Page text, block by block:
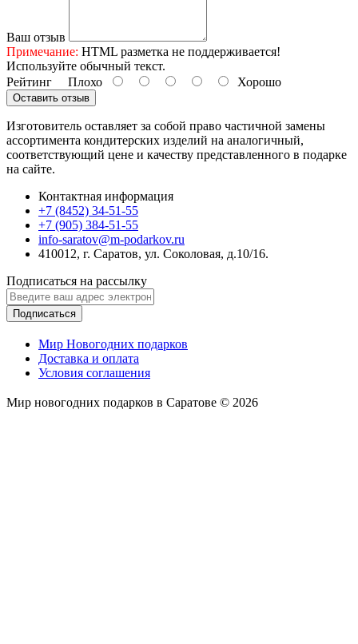
Ваш отзыв
Примечание: HTML разметка не поддерживается!
Используйте обычный текст.
Рейтинг Плохо Хорошо
Оставить отзыв
Изготовитель оставляет за собой право частичной замены
ассортимента кондитерских изделий на аналогичный,
соответствующий цене и качеству представленного в подарке
на сайте.
Контактная информация
+7 (8452) 34-51-55
+7 (905) 384-51-55
info-saratov@m-podarkov.ru
410012, г. Саратов, ул. Соколовая, д.10/16.
Подписаться на рассылку
Подписаться
Мир Новогодних подарков
Доставка и оплата
Условия соглашения
Мир новогодних подарков в Саратове © 2026